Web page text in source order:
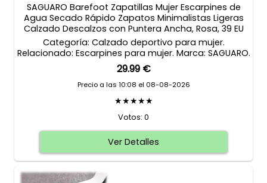
SAGUARO Barefoot Zapatillas Mujer Escarpines de
Agua Secado Rápido Zapatos Minimalistas Ligeras
Calzado Descalzos con Puntera Ancha, Rosa, 39 EU
Categoría: Calzado deportivo para mujer.
Relacionado: Escarpines para mujer. Marca: SAGUARO.
29.99 €
Precio a las 10:08 el 08-08-2026
★★★★★
Votos: 0
Ver Detalles